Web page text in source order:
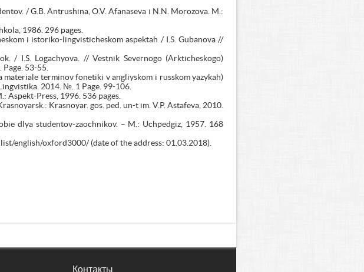
/ G.B. Antrushina, O.V. Afanaseva i N.N. Morozova. M.:
1986. 296 pages.
i istoriko-lingvisticheskom aspektah / I.S. Gubanova //
/ I.S. Logachyova. // Vestnik Severnogo (Arkticheskogo)
53-55.
materiale terminov fonetiki v angliyskom i russkom yazykah)
2014. №. 1 Page. 99-106.
Aspekt-Press, 1996. 536 pages.
Krasnoyar. gos. ped. un-t im. V.P. Astafeva, 2010.
dlya studentov-zaochnikov. – M.: Uchpedgiz, 1957. 168
english/oxford3000/ (date of the address: 01.03.2018).
Контакты